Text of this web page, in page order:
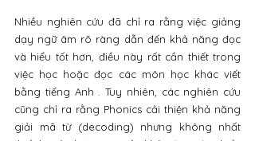
Nhiều nghiên cứu đã chỉ ra rằng việc giảng
dạy ngữ âm rõ ràng dẫn đến khả năng đọc
và hiểu tốt hơn, điều này rất cần thiết trong
việc học hoặc đọc các môn học khác viết
bằng tiếng Anh . Tuy nhiên, các nghiên cứu
cũng chỉ ra rằng Phonics cải thiện khả năng
giải mã từ (decoding) nhưng không nhất